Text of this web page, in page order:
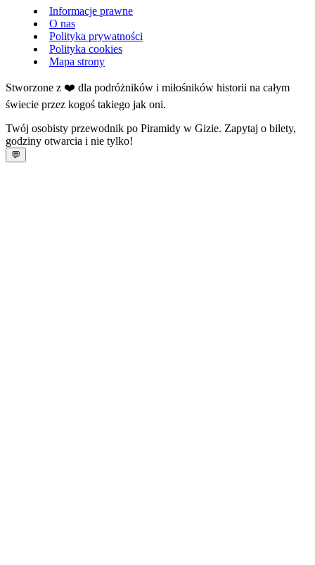
Informacje prawne
O nas
Polityka prywatności
Polityka cookies
Mapa strony
Stworzone z ❤️ dla podróżników i miłośników historii na całym
świecie przez kogoś takiego jak oni.
Twój osobisty przewodnik po Piramidy w Gizie. Zapytaj o bilety,
godziny otwarcia i nie tylko!
💬